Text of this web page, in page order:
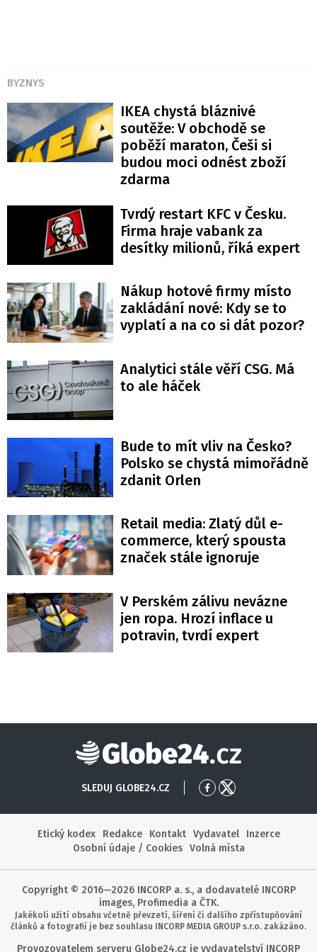
BYZNYS
IKEA chystá bláznivé
soutěže: V obchodě se
poběží maraton, Češi si
budou moci odnést zboží
zdarma
Tvrdý restart KFC v Česku.
Firma hraje vabank za
desítky milionů, říká expert
Nákup hotové firmy místo
zakládání nové: Kdy se to
vyplatí a na co si dát pozor?
Analytici stále věří CSG. Má
to ale háček
Bude to mít vliv na Česko?
Polsko se chystá mimořádně
zdanit Orlen
Retail media: Zlatý důl e-
commerce, který spousta
značek stále ignoruje
V Perském zálivu nevázne
jen ropa. Hrozí inflace u
potravin, tvrdí expert
Globe24
SLEDUJ GLOBE24.CZ
PřejítPřejít
Etický kodex
Redakce Kontakt Vydavatel
Inzerce
Osobní údaje / Cookies
Volná místa
Copyright © 2016—2026 INCORP a. s., a dodavatelé INCORP
images, Profimedia a ČTK.
Jakékoli užití obsahu včetně převzetí, šíření či dalšího zpřístupňování
článků a fotografií je bez souhlasu INCORP MEDIA GROUP s.r.o. zakázáno.
Provozovatelem serveru Globe24.cz je vydavatelství INCORP